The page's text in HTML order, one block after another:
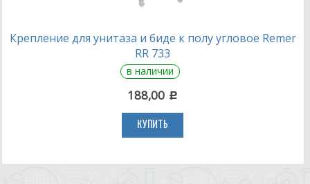
Крепление для унитаза и биде к полу угловое Remer
RR 733
в наличии
188,00 c
КУПИТЬ